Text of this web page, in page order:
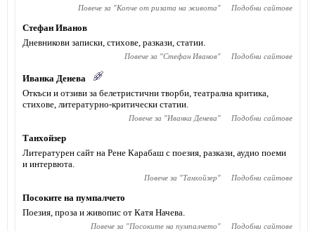
Повече за "Копче от ризата на живота" Подобни сайтове
Стефан Иванов
Дневникови записки, стихове, разкази, статии.
Повече за "Стефан Иванов" Подобни сайтове
Иванка Денева
Откъси и отзиви за белетристични творби, театрална критика,
стихове, литературно-критически статии.
Повече за "Иванка Денева" Подобни сайтове
Танхойзер
Литературен сайт на Рене Карабаш с поезия, разкази, аудио поеми
и интервюта.
Повече за "Танхойзер" Подобни сайтове
Посоките на пумпалчето
Поезия, проза и живопис от Катя Начева.
Повече за "Посоките на пумпалчето" Подобни сайтове